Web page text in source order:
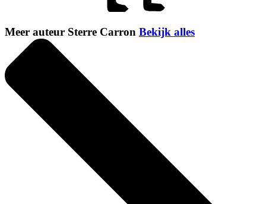
Meer auteur Sterre Carron Bekijk alles